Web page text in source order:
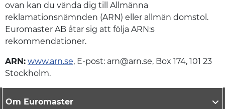
ovan kan du vända dig till Allmänna
reklamationsnämnden (ARN) eller allmän domstol.
Euromaster AB åtar sig att följa ARN:s
rekommendationer.
ARN: www.arn.se, E-post: arn@arn.se, Box 174, 101 23
Stockholm.
Om Euromaster